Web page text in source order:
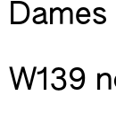
Dames
W139